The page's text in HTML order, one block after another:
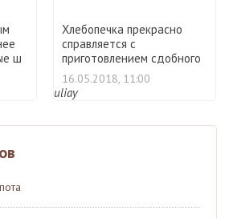
ш
Хлебопечка прекрасно
справляется с
приготовлением сдобного
теста для ...
16.05.2018, 11:00
uliay